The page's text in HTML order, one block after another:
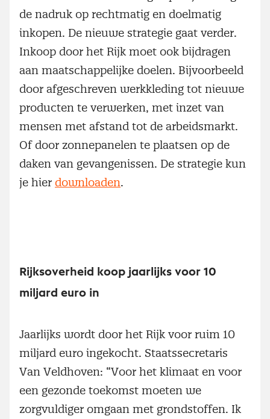
de nadruk op rechtmatig en doelmatig
inkopen. De nieuwe strategie gaat verder.
Inkoop door het Rijk moet ook bijdragen
aan maatschappelijke doelen. Bijvoorbeeld
door afgeschreven werkkleding tot nieuwe
producten te verwerken, met inzet van
mensen met afstand tot de arbeidsmarkt.
Of door zonnepanelen te plaatsen op de
daken van gevangenissen. De strategie kun
je hier downloaden.
Rijksoverheid koop jaarlijks voor 10
miljard euro in
Jaarlijks wordt door het Rijk voor ruim 10
miljard euro ingekocht. Staatssecretaris
Van Veldhoven: “Voor het klimaat en voor
een gezonde toekomst moeten we
zorgvuldiger omgaan met grondstoffen. Ik